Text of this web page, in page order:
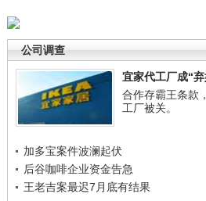
公司调查
宜家代工厂成“弃
合作存霸王条款
工厂被关。
加多宝案件波澜起伏
后谷咖啡企业资金告急
王老吉案最迟7月底有结果